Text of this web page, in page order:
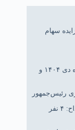
سهام
پاسخ رئیس جمهور به سوال خبرنگار انصاف درباره دی ۱۴۰۴ و
رئیس‌جمهور
آخرین خبر از پرونده‌ی قتل حمیدرضا رجب‌زاده مداح: ۴ نفر